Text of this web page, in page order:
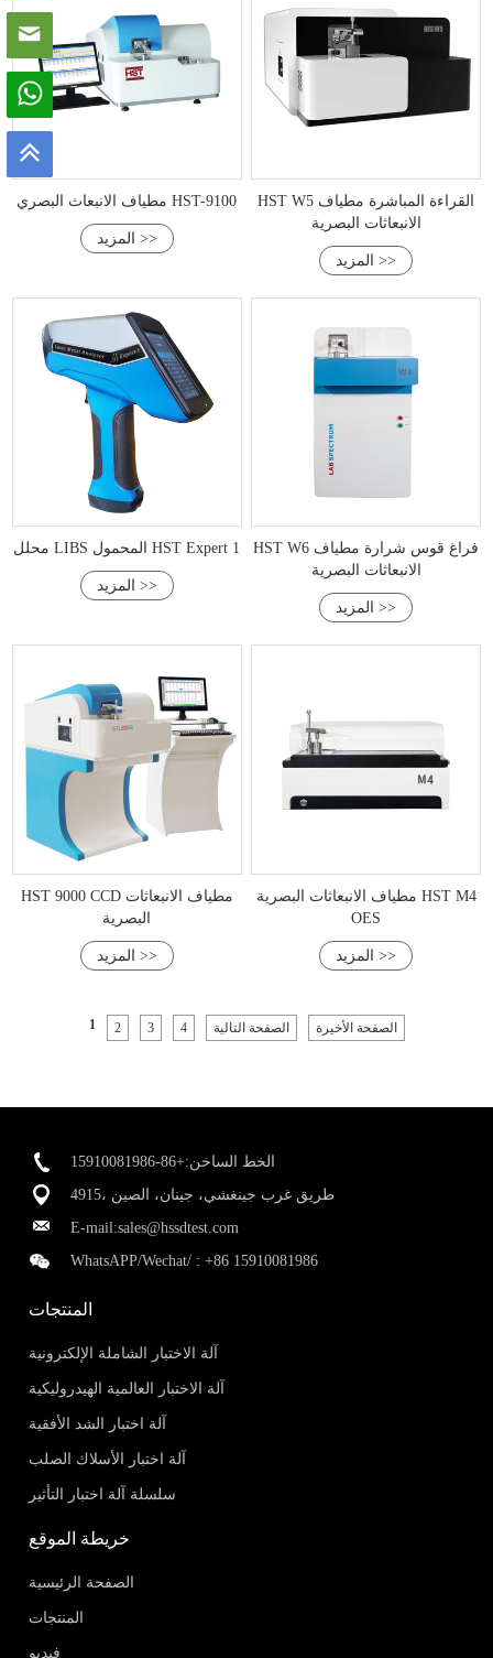
مطياف الانبعاث البصري HST-9100
المزيد >>
HST W5 القراءة المباشرة مطياف
الانبعاثات البصرية
المزيد >>
محلل LIBS المحمول HST Expert 1
المزيد >>
HST W6 فراغ قوس شرارة مطياف
الانبعاثات البصرية
المزيد >>
HST 9000 CCD مطياف الانبعاثات
البصرية
المزيد >>
مطياف الانبعاثات البصرية HST M4
OES
المزيد >>
1 2 3 4 الصفحة التالية الصفحة الأخيرة
الخط الساخن:+86-15910081986
4915، طريق غرب جينغشي، جينان، الصين
E-mail:sales@hssdtest.com
WhatsAPP/Wechat/ :+86 15910081986
المنتجات
آلة الاختبار الشاملة الإلكترونية
آلة الاختبار العالمية الهيدروليكية
آلة اختبار الشد الأفقية
آلة اختبار الأسلاك الصلب
سلسلة آلة اختبار التأثير
خريطة الموقع
الصفحة الرئيسية
المنتجات
فيديو